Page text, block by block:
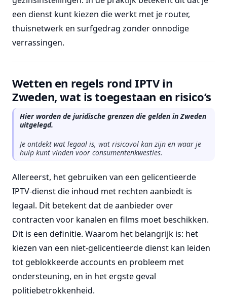
een dienst kunt kiezen die werkt met je router,
thuisnetwerk en surfgedrag zonder onnodige
verrassingen.
Wetten en regels rond IPTV in
Zweden, wat is toegestaan en risico’s
Hier worden de juridische grenzen die gelden in Zweden
uitgelegd.
Je ontdekt wat legaal is, wat risicovol kan zijn en waar je
hulp kunt vinden voor consumentenkwesties.
Allereerst, het gebruiken van een gelicentieerde
IPTV-dienst die inhoud met rechten aanbiedt is
legaal. Dit betekent dat de aanbieder over
contracten voor kanalen en films moet beschikken.
Dit is een definitie. Waarom het belangrijk is: het
kiezen van een niet-gelicentieerde dienst kan leiden
tot geblokkeerde accounts en probleem met
ondersteuning, en in het ergste geval
politiebetrokkenheid.